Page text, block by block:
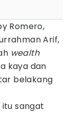
Romero,
Arif,
wealth
kaya dan
belakang
itu sangat